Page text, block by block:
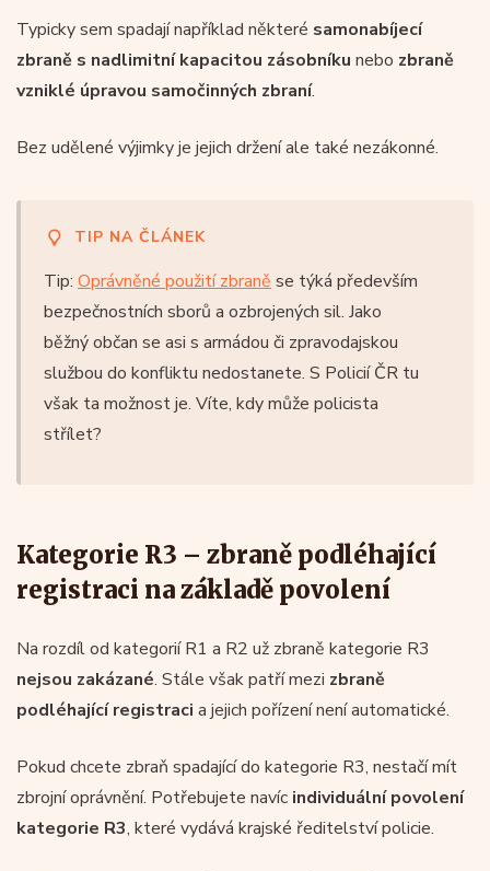
Typicky sem spadají například některé samonabíjecí
zbraně s nadlimitní kapacitou zásobníku nebo zbraně
vzniklé úpravou samočinných zbraní.
Bez udělené výjimky je jejich držení ale také nezákonné.
TIP NA ČLÁNEK
Tip: Oprávněné použití zbraně se týká především
bezpečnostních sborů a ozbrojených sil. Jako
běžný občan se asi s armádou či zpravodajskou
službou do konfliktu nedostanete. S Policií ČR tu
však ta možnost je. Víte, kdy může policista
střílet?
Kategorie R3 – zbraně podléhající
registraci na základě povolení
Na rozdíl od kategorií R1 a R2 už zbraně kategorie R3
nejsou zakázané. Stále však patří mezi zbraně
podléhající registraci a jejich pořízení není automatické.
Pokud chcete zbraň spadající do kategorie R3, nestačí mít
zbrojní oprávnění. Potřebujete navíc individuální povolení
kategorie R3, které vydává krajské ředitelství policie.